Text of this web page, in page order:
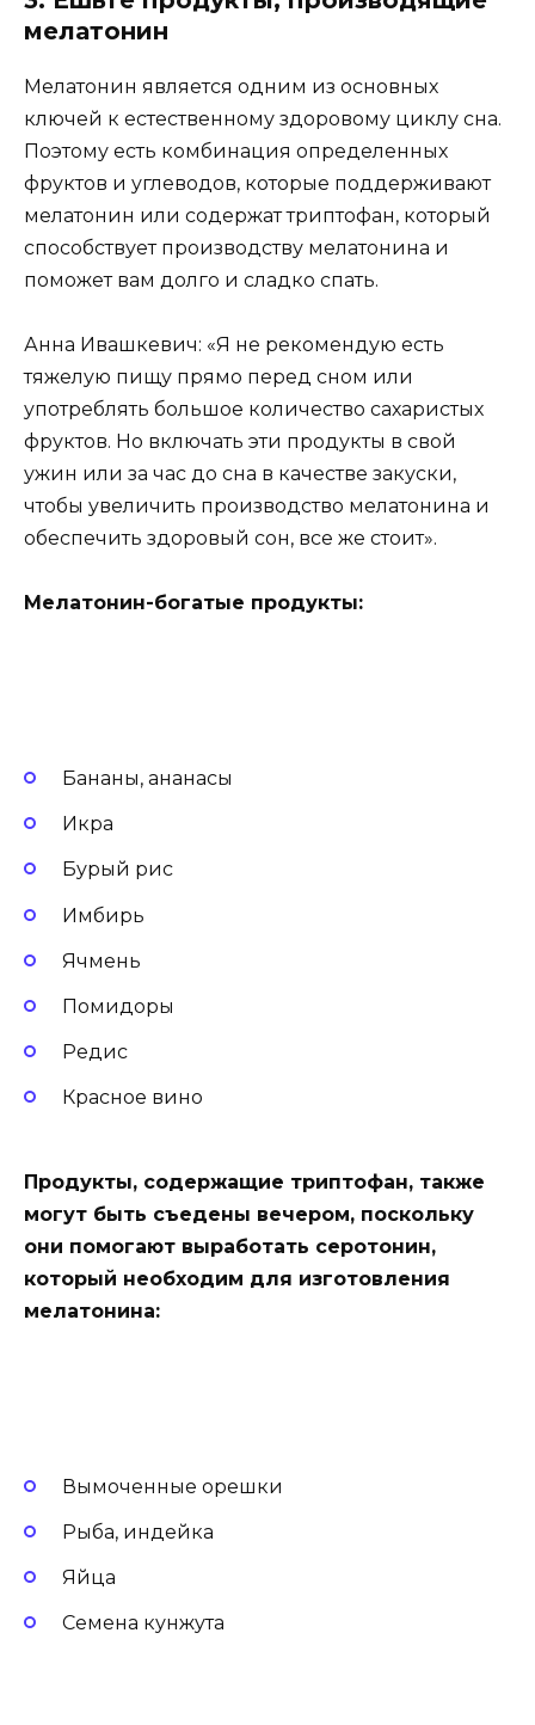
мелатонин
Мелатонин является одним из основных
ключей к естественному здоровому циклу сна.
Поэтому есть комбинация определенных
фруктов и углеводов, которые поддерживают
мелатонин или содержат триптофан, который
способствует производству мелатонина и
поможет вам долго и сладко спать.
Анна Ивашкевич: «Я не рекомендую есть
тяжелую пищу прямо перед сном или
употреблять большое количество сахаристых
фруктов. Но включать эти продукты в свой
ужин или за час до сна в качестве закуски,
чтобы увеличить производство мелатонина и
обеспечить здоровый сон, все же стоит».
Мелатонин-богатые продукты:
Бананы, ананасы
Икра
Бурый рис
Имбирь
Ячмень
Помидоры
Редис
Красное вино
Продукты, содержащие триптофан, также
могут быть съедены вечером, поскольку
они помогают выработать серотонин,
который необходим для изготовления
мелатонина:
Вымоченные орешки
Рыба, индейка
Яйца
Семена кунжута